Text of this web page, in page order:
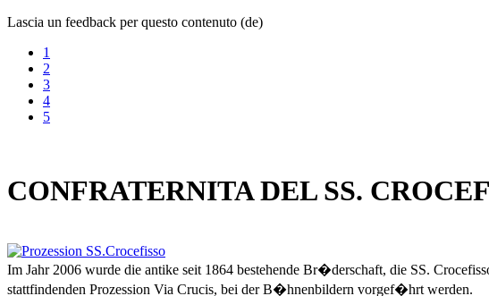
Lascia un feedback per questo contenuto (de)
1
2
3
4
5
CONFRATERNITA DEL SS.
Im Jahr 2006 wurde die antike seit 1864 bestehende Br�derschaft, die SS.
stattfindenden Prozession Via Crucis, bei der B�hnenbildern vorgef�hrt werden.